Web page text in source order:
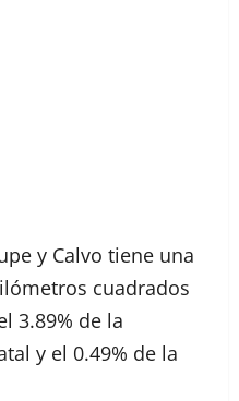
y Calvo tiene una
cuadrados
3.89% de la
y el 0.49% de la